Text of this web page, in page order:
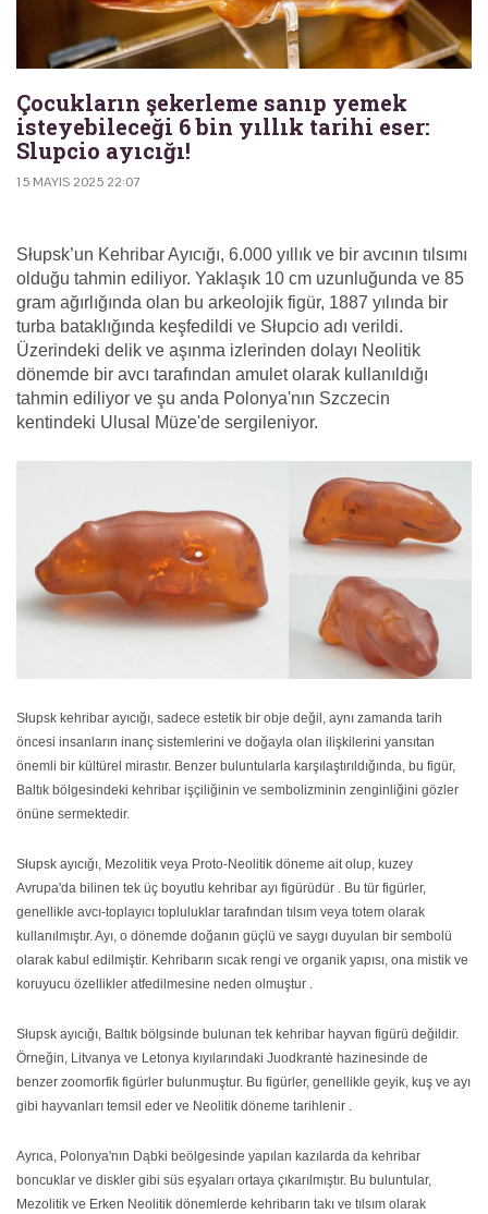
Çocukların şekerleme sanıp yemek
isteyebileceği 6 bin yıllık tarihi eser:
Slupcio ayıcığı!
15 MAYIS 2025 22:07
Słupsk’un Kehribar Ayıcığı, 6.000 yıllık ve bir avcının tılsımı
olduğu tahmin ediliyor. Yaklaşık 10 cm uzunluğunda ve 85
gram ağırlığında olan bu arkeolojik figür, 1887 yılında bir
turba bataklığında keşfedildi ve Słupcio adı verildi.
Üzerindeki delik ve aşınma izlerinden dolayı Neolitik
dönemde bir avcı tarafından amulet olarak kullanıldığı
tahmin ediliyor ve şu anda Polonya'nın Szczecin
kentindeki Ulusal Müze'de sergileniyor.
Słupsk kehribar ayıcığı, sadece estetik bir obje değil, aynı zamanda tarih
öncesi insanların inanç sistemlerini ve doğayla olan ilişkilerini yansıtan
önemli bir kültürel mirastır. Benzer buluntularla karşılaştırıldığında, bu figür,
Baltık bölgesindeki kehribar işçiliğinin ve sembolizminin zenginliğini gözler
önüne sermektedir.
Słupsk ayıcığı, Mezolitik veya Proto-Neolitik döneme ait olup, kuzey
Avrupa'da bilinen tek üç boyutlu kehribar ayı figürüdür . Bu tür figürler,
genellikle avcı-toplayıcı topluluklar tarafından tılsım veya totem olarak
kullanılmıştır. Ayı, o dönemde doğanın güçlü ve saygı duyulan bir sembolü
olarak kabul edilmiştir. Kehribarın sıcak rengi ve organik yapısı, ona mistik ve
koruyucu özellikler atfedilmesine neden olmuştur .
Słupsk ayıcığı, Baltık bölgsinde bulunan tek kehribar hayvan figürü değildir.
Örneğin, Litvanya ve Letonya kıyılarındaki Juodkrantė hazinesinde de
benzer zoomorfik figürler bulunmuştur. Bu figürler, genellikle geyik, kuş ve ayı
gibi hayvanları temsil eder ve Neolitik döneme tarihlenir .
Ayrıca, Polonya'nın Dąbki beölgesinde yapılan kazılarda da kehribar
boncuklar ve diskler gibi süs eşyaları ortaya çıkarılmıştır. Bu buluntular,
Mezolitik ve Erken Neolitik dönemlerde kehribarın takı ve tılsım olarak